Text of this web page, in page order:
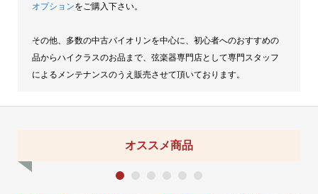
オプションをご購入下さい。
その他、多数の中古バイオリンを中心に、初心者へのおすすめの
品からハイクラスのお品まで、弦楽器専門店として専門スタッフ
によるメンテナンスのうえ販売させて頂いております。
オススメ商品
1 2 3 4 5 6